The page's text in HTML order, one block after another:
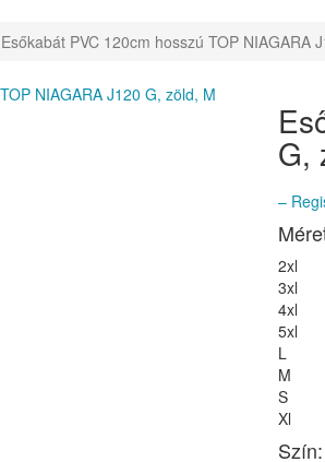
Esőkabát PVC 120cm hosszú TOP NIAGARA
G,
–
2xl
3xl
4xl
5xl
L
M
S
Xl
Szín: